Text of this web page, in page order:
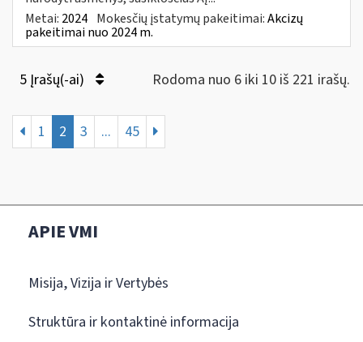
Metai: 2024 Mokesčių įstatymų pakeitimai:Akcizų
pakeitimai nuo 2024 m.
5 Įrašų(-ai) Rodoma nuo 6 iki 10 iš 221 irašų.
1 2 3 ... 45
APIE VMI
Misija, Vizija ir Vertybės
Struktūra ir kontaktinė informacija